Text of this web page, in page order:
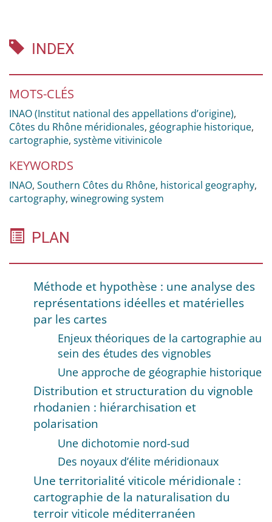
INDEX
MOTS-CLÉS
INAO (Institut national des appellations d’origine),
Côtes du Rhône méridionales, géographie historique,
cartographie, système vitivinicole
KEYWORDS
INAO, Southern Côtes du Rhône, historical geography,
cartography, winegrowing system
PLAN
Méthode et hypothèse : une analyse des
représentations idéelles et matérielles
par les cartes
Enjeux théoriques de la cartographie au
sein des études des vignobles
Une approche de géographie historique
Distribution et structuration du vignoble
rhodanien : hiérarchisation et
polarisation
Une dichotomie nord-sud
Des noyaux d’élite méridionaux
Une territorialité viticole méridionale :
cartographie de la naturalisation du
terroir viticole méditerranéen